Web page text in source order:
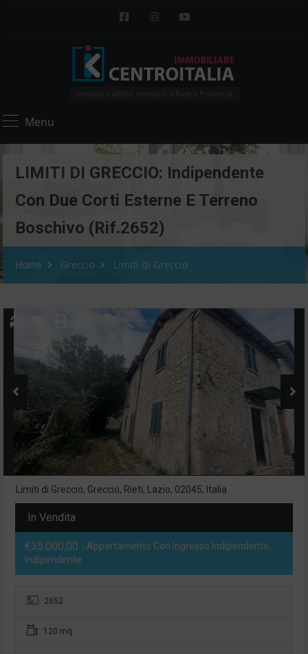
Vendita e affitto immobili a Rieti e Provincia
Menu
LIMITI DI GRECCIO: Indipendente
Con Due Corti Esterne E Terreno
Boschivo (Rif.2652)
Home Greccio Limiti di Greccio
Limiti di Greccio, Greccio, Rieti, Lazio, 02045, Italia
In Vendita
€35.000,00 - Appartamento Con Ingresso Indipendente,
Indipendente
2652
120 mq